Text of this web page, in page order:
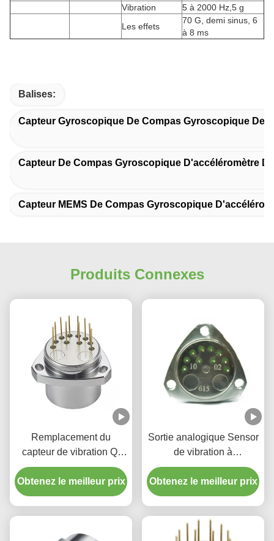
Vibration
5 à 2000 Hz,5 g
Les effets
70 G, demi sinus, 6
à 8 ms
Balises:
Capteur Gyroscopique De Compas Gyroscopique De
Capteur De Compas Gyroscopique D'accéléromètre
Capteur MEMS De Compas Gyroscopique
Produits Connexes
Remplacement du
capteur de vibration Q-
Flex QA-3000
Obtenez le meilleur prix
Sortie analogique Sensor
de vibration à
accéléromètre à quartz à
axe unique pour le forage
pétrolier
Obtenez le meilleur prix